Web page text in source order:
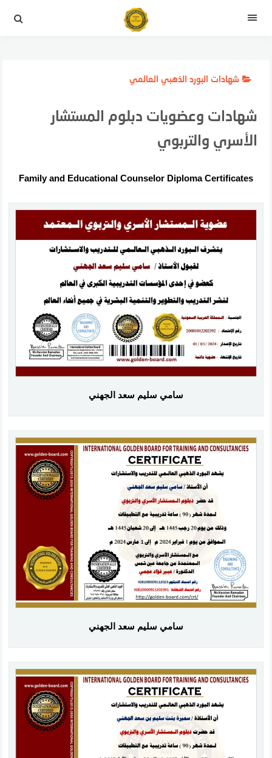
القائمة
شهادات البورد الذهبي العالمي
شهادات وعضويات دبلوم المستشار
الأسري والتربوي
Family and Educational Counselor Diploma Certificates
سامي سليم سعد الجهني
سامي سليم سعد الجهني